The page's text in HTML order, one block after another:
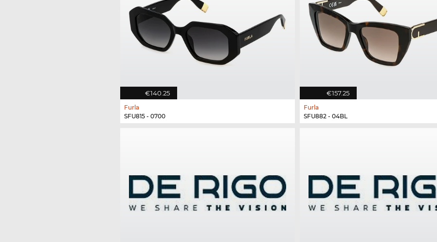
€140.25
Furla
SFU815 - 0700
€157.25
Furla
SFU882 - 04BL